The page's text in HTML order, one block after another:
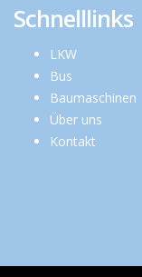
Schnelllinks
LKW
Bus
Baumaschinen
Über uns
Kontakt